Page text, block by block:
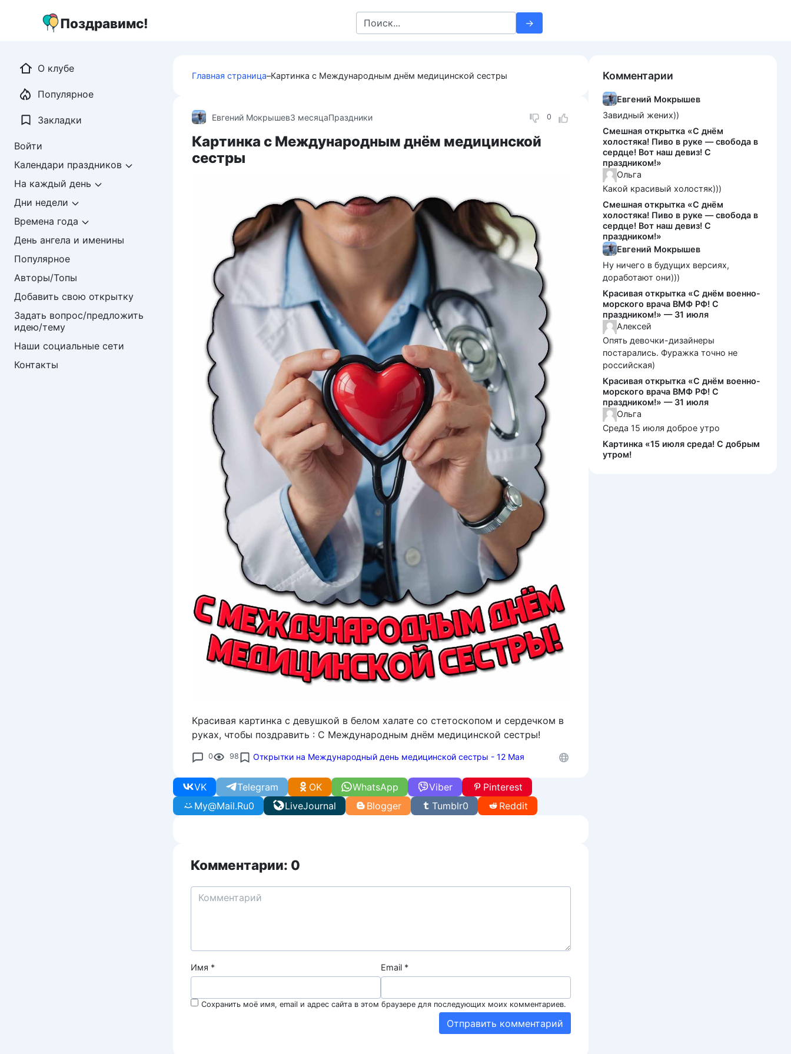
Поздравимс!
Search
for:
Главная страница–Картинка с Международным днём медицинской сестры
0
Евгений Мокрышев3 месяцаПраздники
Картинка с Международным днём медицинской
сестры
Красивая картинка с девушкой в белом халате со стетоскопом и сердечком в
руках, чтобы поздравить : С Международным днём медицинской сестры!
0 98 Открытки на Международный день медицинской сестры - 12 Мая
WhatsApp
VK Telegram Viber
OK
LiveJournal
My@Mail.Ru0 Tumblr0
Pinterest
Reddit
Blogger
Комментарии: 0
Имя * Email *
Сохранить моё имя, email и адрес сайта в этом браузере для последующих моих комментариев.
О клубе
Популярное
Закладки
Войти
Календари праздников
На каждый день
Дни недели
Времена года
День ангела и именины
Популярное
Авторы/Топы
Добавить свою открытку
Задать вопрос/предложить
идею/тему
Наши социальные сети
Контакты
Комментарии
Евгений Мокрышев
Завидный жених))
Смешная открытка «С днём
холостяка! Пиво в руке — свобода в
сердце! Вот наш девиз! С
праздником!»
Ольга
Какой красивый холостяк)))
Смешная открытка «С днём
холостяка! Пиво в руке — свобода в
сердце! Вот наш девиз! С
праздником!»
Евгений Мокрышев
Ну ничего в будущих версиях,
доработают они)))
Красивая открытка «С днём военно-
морского врача ВМФ РФ! С
праздником!» — 31 июля
Алексей
Опять девочки-дизайнеры
постарались. Фуражка точно не
российская)
Красивая открытка «С днём военно-
морского врача ВМФ РФ! С
праздником!» — 31 июля
Ольга
Среда 15 июля доброе утро
Картинка «15 июля среда! С добрым
утром!